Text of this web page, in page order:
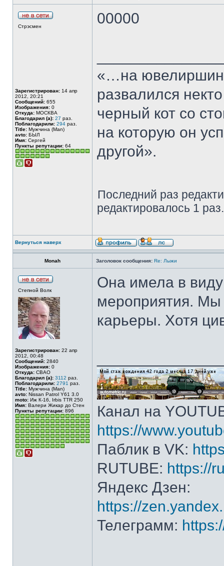
Стрэсмен
Зарегистрирован: 14 апр
2012, 20:21
Сообщений: 655
Изображения: 0
Откуда: МОСКВА
Благодарил (а): 27 раз.
Поблагодарили: 294 раз.
Title: Мужчина (Man)
avto: БЫЛ
Имя: Сергей
Пункты репутации: 64
00000
«…на
развалился
черный кот со
на которую он
другой».
Последний раз
редактировалось 1 раз.
Вернуться наверх
Monah Заголовок сообщения: Re: Лыжи
Степной Волк
Зарегистрирован: 22 апр
2012, 00:48
Сообщений: 2840
Изображения: 0
Откуда: СВАО
Благодарил (а): 3112 раз.
Поблагодарили: 2791 раз.
Title: Мужчина (Man)
avto: Nissan Patrol Y61 3.0
moto: Иж К-16, Irbis TTR 250
Имя: Валери Жикар до Стен
Пункты репутации: 896
Она имела в
мероприятия. Мы
карьеры. Хотя
Канал на
https://
Паблик в VK:
RUTUBE: https://
Яндекс Дзен:
https://
Телеграмм: